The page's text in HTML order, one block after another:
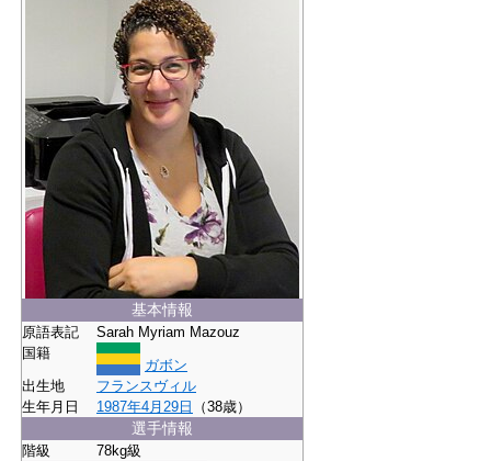
基本情報
原語表記
Sarah Myriam Mazouz
国籍
ガボン
出生地
フランスヴィル
生年月日
1987年4月29日 （38歳）
選手情報
階級
78kg級